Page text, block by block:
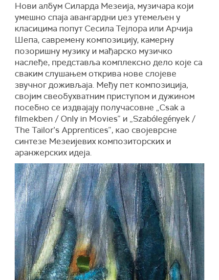
Нови албум Силарда Мезеија, музичара који
умешно спаја авангардни џез утемељен у
класицима попут Сесила Тејлора или Арчија
Шепа, савремену композицију, камерну
позоришну музику и мађарско музичко
наслеђе, представља комплексно дело које са
сваким слушањем открива нове слојеве
звучног доживљаја. Међу пет композиција,
својим свеобухватним приступом и дужином
посебно се издвајају получасовне „Csak a
filmekben / Only in Movies” и „Szabólegények /
The Tailor’s Apprentices”, као својеврсне
синтезе Мезеијевих композиторских и
аранжерских идеја.